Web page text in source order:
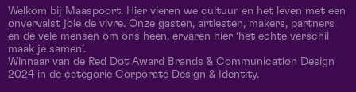
Welkom bij Maaspoort. Hier vieren we cultuur en het leven met een
onvervalst joie de vivre. Onze gasten, artiesten, makers, partners
en de vele mensen om ons heen, ervaren hier ‘het echte verschil
maak je samen’.
Winnaar van de Red Dot Award Brands & Communication Design
2024 in de categorie Corporate Design & Identity.